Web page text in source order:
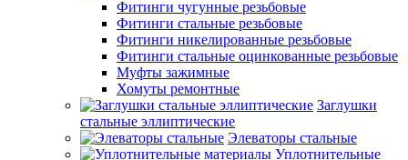
Фитинги чугунные резьбовые
Фитинги стальные резьбовые
Фитинги никелированные резьбовые
Фитинги стальные оцинкованные резьбовые
Муфты зажимные
Хомуты ремонтные
Заглушки
стальные эллиптические
Элеваторы стальные
Уплотнительные